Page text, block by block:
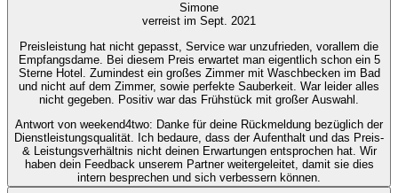
Simone
verreist im Sept. 2021
Preisleistung hat nicht gepasst, Service war unzufrieden, vorallem die
Empfangsdame. Bei diesem Preis erwartet man eigentlich schon ein 5
Sterne Hotel. Zumindest ein großes Zimmer mit Waschbecken im Bad
und nicht auf dem Zimmer, sowie perfekte Sauberkeit. War leider alles
nicht gegeben. Positiv war das Frühstück mit großer Auswahl.
Antwort von weekend4two: Danke für deine Rückmeldung bezüglich der
Dienstleistungsqualität. Ich bedaure, dass der Aufenthalt und das Preis-
& Leistungsverhältnis nicht deinen Erwartungen entsprochen hat. Wir
haben dein Feedback unserem Partner weitergeleitet, damit sie dies
intern besprechen und sich verbessern können.